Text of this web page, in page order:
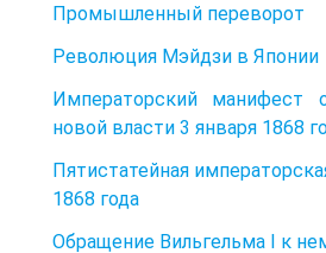
Промышленный переворот
Революция Мэйдзи в Японии
Императорский манифест
новой власти 3 января 1868
Пятистатейная
1868 года
Обращение Вильгельма I к